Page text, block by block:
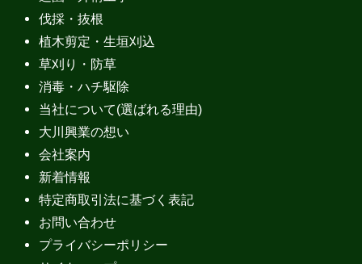
伐採・抜根
植木剪定・生垣刈込
草刈り・防草
消毒・ハチ駆除
当社について(選ばれる理由)
大川興業の想い
会社案内
新着情報
特定商取引法に基づく表記
お問い合わせ
プライバシーポリシー